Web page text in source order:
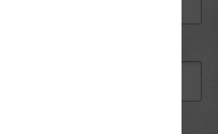
besitze ich seit